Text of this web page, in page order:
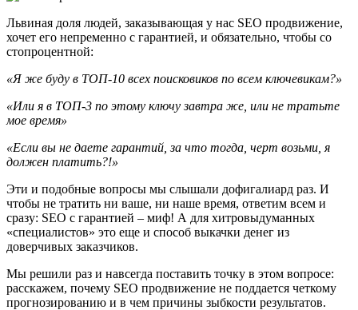
Львиная доля людей, заказывающая у нас SEO продвижение,
хочет его непременно с гарантией, и обязательно, чтобы со
стопроцентной:
«Я же буду в ТОП-10 всех поисковиков по всем ключевикам?»
«Или я в ТОП-3 по этому ключу завтра же, или не тратьте
мое время»
«Если вы не даете гарантий, за что тогда, черт возьми, я
должен платить?!»
Эти и подобные вопросы мы слышали дофигалиард раз. И
чтобы не тратить ни ваше, ни наше время, ответим всем и
сразу: SEO с гарантией – миф! А для хитровыдуманных
«специалистов» это еще и способ выкачки денег из
доверчивых заказчиков.
Мы решили раз и навсегда поставить точку в этом вопросе:
расскажем, почему SEO продвижение не поддается четкому
прогнозированию и в чем причины зыбкости результатов.